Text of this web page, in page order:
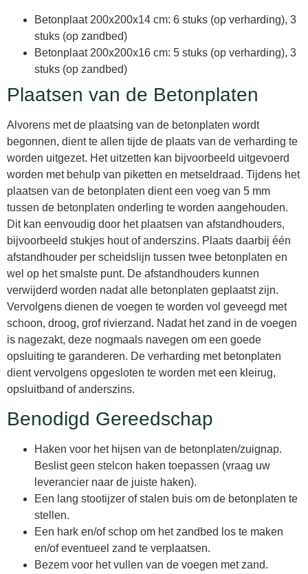
Betonplaat 200x200x14 cm: 6 stuks (op verharding), 3
stuks (op zandbed)
Betonplaat 200x200x16 cm: 5 stuks (op verharding), 3
stuks (op zandbed)
Plaatsen van de Betonplaten
Alvorens met de plaatsing van de betonplaten wordt
begonnen, dient te allen tijde de plaats van de verharding te
worden uitgezet. Het uitzetten kan bijvoorbeeld uitgevoerd
worden met behulp van piketten en metseldraad. Tijdens het
plaatsen van de betonplaten dient een voeg van 5 mm
tussen de betonplaten onderling te worden aangehouden.
Dit kan eenvoudig door het plaatsen van afstandhouders,
bijvoorbeeld stukjes hout of anderszins. Plaats daarbij één
afstandhouder per scheidslijn tussen twee betonplaten en
wel op het smalste punt. De afstandhouders kunnen
verwijderd worden nadat alle betonplaten geplaatst zijn.
Vervolgens dienen de voegen te worden vol geveegd met
schoon, droog, grof rivierzand. Nadat het zand in de voegen
is nagezakt, deze nogmaals navegen om een goede
opsluiting te garanderen. De verharding met betonplaten
dient vervolgens opgesloten te worden met een kleirug,
opsluitband of anderszins.
Benodigd Gereedschap
Haken voor het hijsen van de betonplaten/zuignap.
Beslist geen stelcon haken toepassen (vraag uw
leverancier naar de juiste haken).
Een lang stootijzer of stalen buis om de betonplaten te
stellen.
Een hark en/of schop om het zandbed los te maken
en/of eventueel zand te verplaatsen.
Bezem voor het vullen van de voegen met zand.